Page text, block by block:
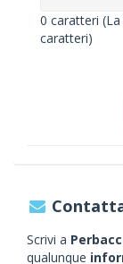
0 caratteri
caratteri)
Scrivi a
qualunque